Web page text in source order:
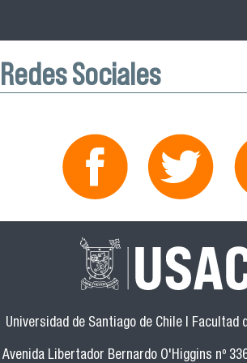
Redes Sociales
Universidad de Santiago de Chile | Facultad
Avenida Libertador Bernardo O'Higgins nº